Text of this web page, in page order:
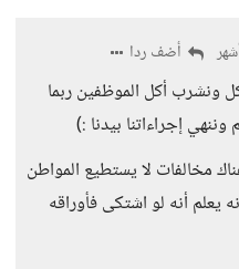
أضف ردا
أكل الموظفين ربما
إجراءاتنا بيدنا :)
مخالفات لا يستطيع المواطن
يعلم أنه لو اشتكى فأوراقه